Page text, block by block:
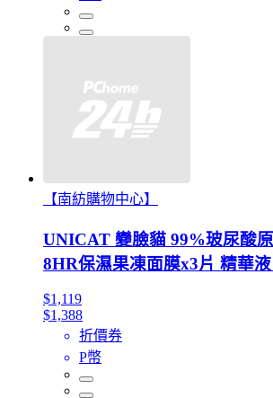
【南紡購物中心】
UNICAT 變臉貓 99%玻尿酸
8HR保濕果凍面膜x3片 精華
$1,119
$1,388
折價券
P幣